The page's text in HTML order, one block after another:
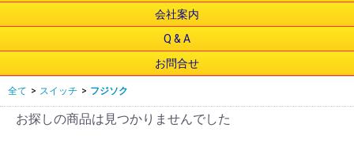
会社案内
Q & A
お問合せ
全て > スイッチ > フジソク
お探しの商品は見つかりませんでした